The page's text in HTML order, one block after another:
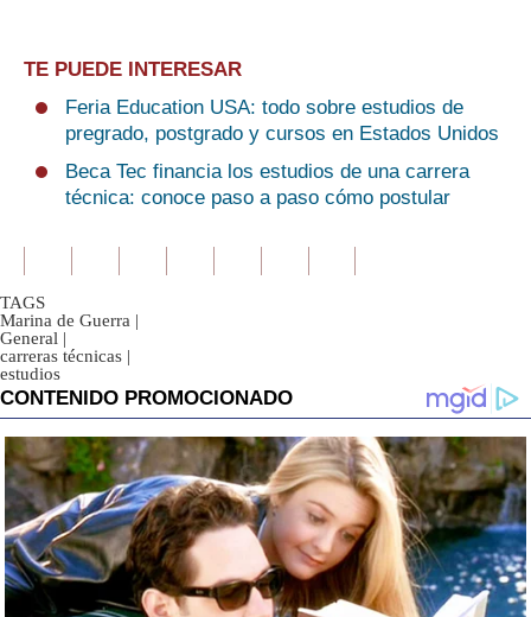
TE PUEDE INTERESAR
Feria Education USA: todo sobre estudios de
pregrado, postgrado y cursos en Estados Unidos
Beca Tec financia los estudios de una carrera
técnica: conoce paso a paso cómo postular
TAGS
Marina de Guerra |
General |
carreras técnicas |
estudios